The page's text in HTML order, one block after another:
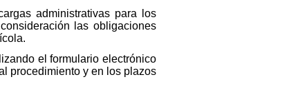
administrativas para los
las obligaciones
el formulario electrónico
procedimiento y en los plazos